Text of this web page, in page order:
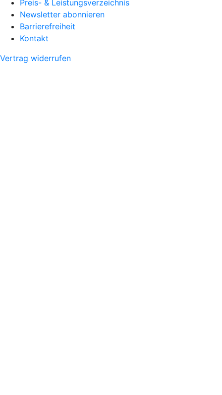
Preis- & Leistungsverzeichnis
Newsletter abonnieren
Barrierefreiheit
Kontakt
Vertrag widerrufen